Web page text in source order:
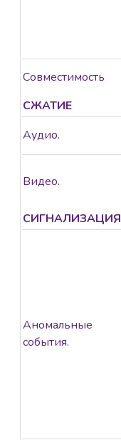
Совместимость
СЖАТИЕ
Аудио.
Видео.
СИГНАЛИЗАЦИЯ
Аномальные
события.